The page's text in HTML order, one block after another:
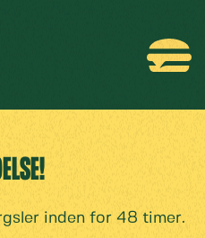
inden for 48 timer.